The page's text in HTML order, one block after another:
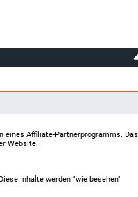
eines Affiliate-Partnerprogramms. Das
Website.
Inhalte werden "wie besehen"